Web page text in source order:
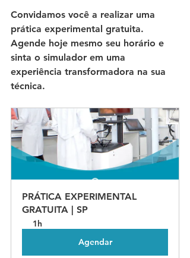
Convidamos você a realizar uma
prática experimental gratuita.
Agende hoje mesmo seu horário e
sinta o simulador em uma
experiência transformadora na sua
técnica.
PRÁTICA EXPERIMENTAL
GRATUITA | SP
1h
Agendar